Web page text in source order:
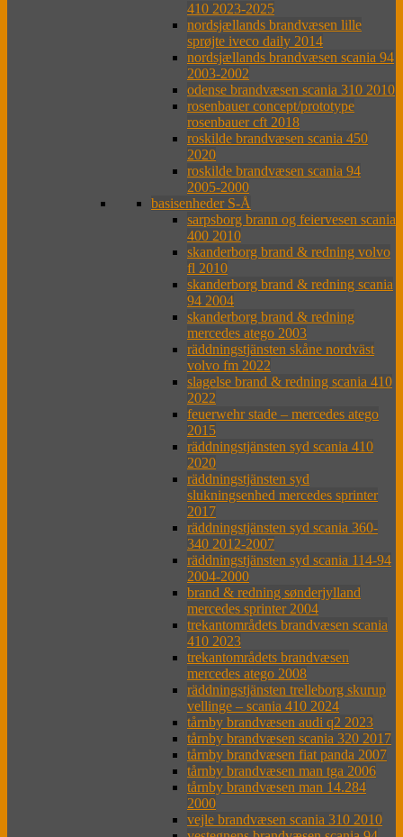
410 2023-2025
nordsjællands brandvæsen lille
sprøjte iveco daily 2014
nordsjællands brandvæsen scania 94
2003-2002
odense brandvæsen scania 310 2010
rosenbauer concept/prototype
rosenbauer cft 2018
roskilde brandvæsen scania 450
2020
roskilde brandvæsen scania 94
2005-2000
basisenheder S-Å
sarpsborg brann og feiervesen scania
400 2010
skanderborg brand & redning volvo
fl 2010
skanderborg brand & redning scania
94 2004
skanderborg brand & redning
mercedes atego 2003
räddningstjänsten skåne nordväst
volvo fm 2022
slagelse brand & redning scania 410
2022
feuerwehr stade – mercedes atego
2015
räddningstjänsten syd scania 410
2020
räddningstjänsten syd
slukningsenhed mercedes sprinter
2017
räddningstjänsten syd scania 360-
340 2012-2007
räddningstjänsten syd scania 114-94
2004-2000
brand & redning sønderjylland
mercedes sprinter 2004
trekantområdets brandvæsen scania
410 2023
trekantområdets brandvæsen
mercedes atego 2008
räddningstjänsten trelleborg skurup
vellinge – scania 410 2024
tårnby brandvæsen audi q2 2023
tårnby brandvæsen scania 320 2017
tårnby brandvæsen fiat panda 2007
tårnby brandvæsen man tga 2006
tårnby brandvæsen man 14.284
2000
vejle brandvæsen scania 310 2010